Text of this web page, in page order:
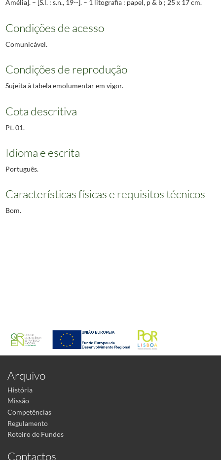
Amélia]. – [S.l. : s.n., 19--]. – 1 litografia : papel, p & b ; 25 x 17 cm.
Condições de acesso
Comunicável.
Condições de reprodução
Sujeita à tabela emolumentar em vigor.
Cota descritiva
Pt. 01.
Idioma e escrita
Português.
Características físicas e requisitos técnicos
Bom.
Arquivo
História
Missão
Competências
Regulamento
Roteiro de Fundos
Contactos